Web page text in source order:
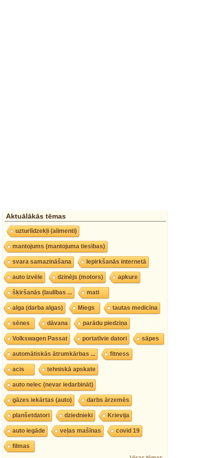
Aktuālākās tēmas
uzturlīdzekļi (alimenti)
mantojums (mantojuma tiesības)
svara samazināšana Iepirkšanās internetā
auto izvēle dzinējs (motors) apkure
šķiršanās (laulības ... mati
alga (darba algas) Miegs tautas medicīna
sēnes dāvana parādu piedziņa
Volkswagen Passat portatīvie datori sāpes
automātiskās ātrumkārbas ... fitness
acis tehniskā apskate
auto nelec (nevar iedarbināt)
gāzes iekārtas (auto) darbs ārzemēs
planšetdatori dziednieki Krievija
auto iegāde veļas mašīnas covid 19
filmas